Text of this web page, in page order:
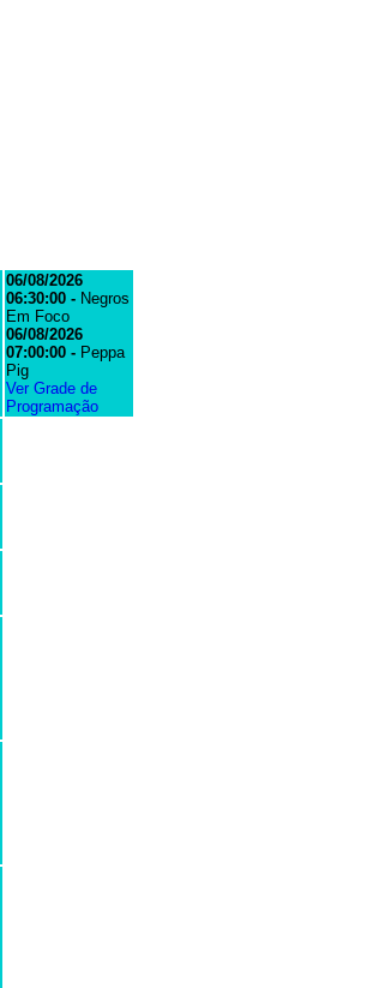
06/08/2026
06:30:00 - Negros
Em Foco
06/08/2026
07:00:00 - Peppa
Pig
Ver Grade de
Programação